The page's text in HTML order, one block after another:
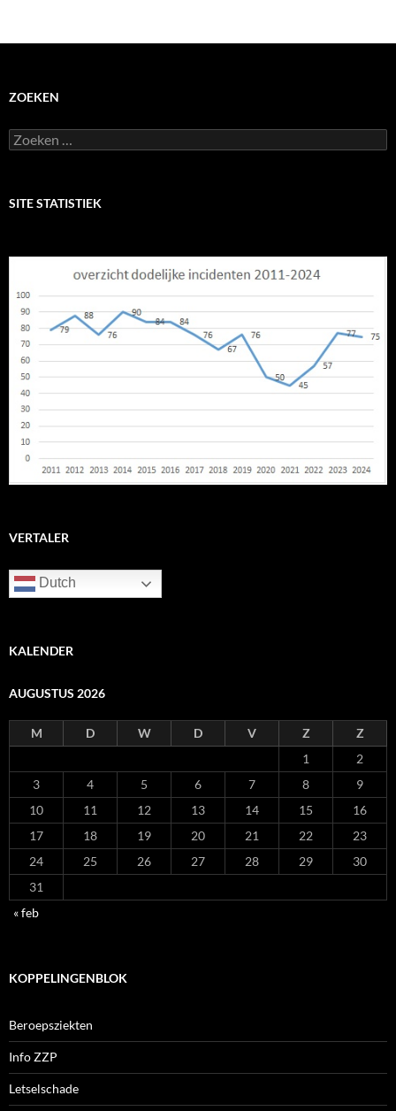
ZOEKEN
Zoeken
naar:
SITE STATISTIEK
VERTALER
Dutch
KALENDER
AUGUSTUS 2026
M D W D V Z
Z
1
2
3
4 5 6 7 8
9
10
11 12 13 14 15
16
17
18 19 20 21 22
23
24
25 26 27 28 29
30
31
« feb
KOPPELINGENBLOK
Beroepsziekten
Info ZZP
Letselschade